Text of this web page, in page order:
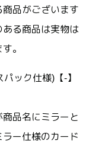
品がございます
ある商品は実物は
。
ック仕様)【-】
品名にミラーと
ー仕様のカード